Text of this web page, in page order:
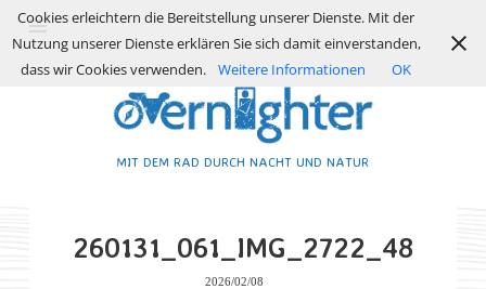
MIT DEM RAD DURCH NACHT UND NATUR
260131_061_IMG_2722_48
2026/02/08
Cookies erleichtern die Bereitstellung unserer Dienste. Mit der
Nutzung unserer Dienste erklären Sie sich damit einverstanden,
dass wir Cookies verwenden.
Weitere Informationen OK